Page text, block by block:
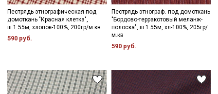
Пестрядь этнографическая под
домоткань "Красная клетка",
ш.1.55м, хлопок-100%, 200гр/м.кв
590 руб.
Пестрядь этнограф. под домоткань
"Бордово-терракотовый меланж-
полоска", ш.1.55м, хл-100%, 205гр/
м.кв
590 руб.